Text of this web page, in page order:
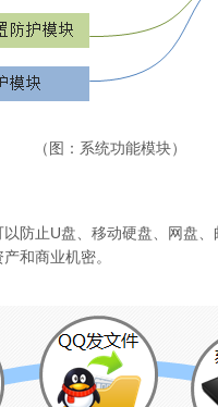
（图：系统功能模块）
防止U盘、移动硬盘、网盘
和商业机密。